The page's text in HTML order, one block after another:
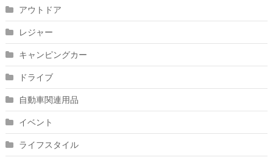
アウトドア
レジャー
キャンピングカー
ドライブ
自動車関連用品
イベント
ライフスタイル